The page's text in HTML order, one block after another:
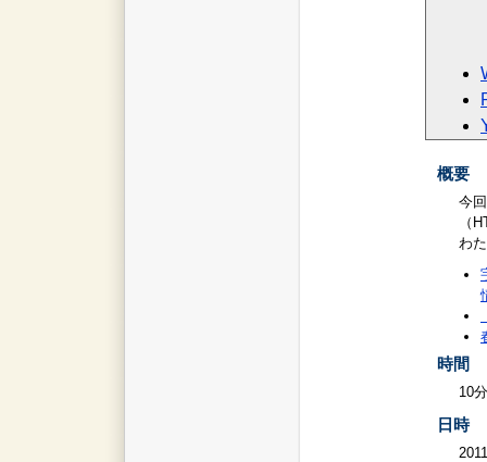
概要
今
（
わ
時間
10
日時